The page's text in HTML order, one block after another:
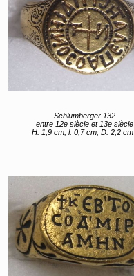
Schlumberger.132
entre 12e siècle et 13e siècle
H. 1,9 cm, l. 0,7 cm, D. 2,2 cm